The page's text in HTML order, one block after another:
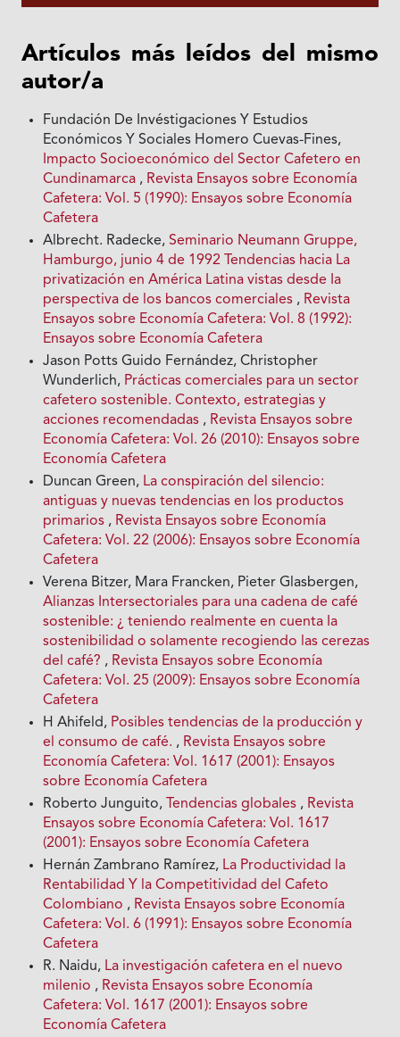
Artículos más leídos del mismo
autor/a
Fundación De Invéstigaciones Y Estudios
Económicos Y Sociales Homero Cuevas-Fines,
Impacto Socioeconómico del Sector Cafetero en
Cundinamarca , Revista Ensayos sobre Economía
Cafetera: Vol. 5 (1990): Ensayos sobre Economía
Cafetera
Albrecht. Radecke,Seminario Neumann Gruppe,
Hamburgo, junio 4 de 1992 Tendencias hacia La
privatización en América Latina vistas desde Ia
perspectiva de los bancos comerciales , Revista
Ensayos sobre Economía Cafetera: Vol. 8 (1992):
Ensayos sobre Economía Cafetera
Jason Potts Guido Fernández, Christopher
Wunderlich, Prácticas comerciales para un sector
cafetero sostenible. Contexto, estrategias y
acciones recomendadas , Revista Ensayos sobre
Economía Cafetera: Vol. 26 (2010): Ensayos sobre
Economía Cafetera
Duncan Green, La conspiración del silencio:
antiguas y nuevas tendencias en los productos
primarios , Revista Ensayos sobre Economía
Cafetera: Vol. 22 (2006): Ensayos sobre Economía
Cafetera
Verena Bitzer, Mara Francken, Pieter Glasbergen,
Alianzas Intersectoriales para una cadena de café
sostenible: ¿ teniendo realmente en cuenta Ia
sostenibilidad o solamente recogiendo las cerezas
del café? , Revista Ensayos sobre Economía
Cafetera: Vol. 25 (2009): Ensayos sobre Economía
Cafetera
H Ahifeld, Posibles tendencias de la producción y
el consumo de café. , Revista Ensayos sobre
Economía Cafetera: Vol. 1617 (2001): Ensayos
sobre Economía Cafetera
Roberto Junguito,
Tendencias globales , Revista
Ensayos sobre Economía Cafetera: Vol. 1617
(2001): Ensayos sobre Economía Cafetera
Hernán Zambrano Ramírez, La Productividad la
Rentabilidad Y la Competitividad del Cafeto
Colombiano , Revista Ensayos sobre Economía
Cafetera: Vol. 6 (1991): Ensayos sobre Economía
Cafetera
R. Naidu, La investigación cafetera en el nuevo
milenio , Revista Ensayos sobre Economía
Cafetera: Vol. 1617 (2001): Ensayos sobre
Economía Cafetera